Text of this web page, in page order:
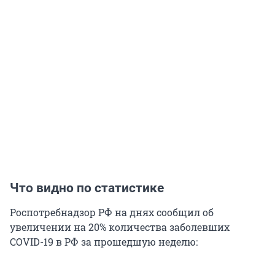
Что видно по статистике
Роспотребнадзор РФ на днях сообщил об
увеличении на 20% количества заболевших
COVID-19 в РФ за прошедшую неделю: